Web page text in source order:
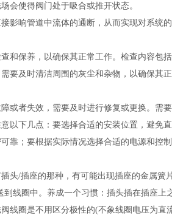
会使得阀门处于吸合或推开状态。
影响管道中流体的通断，从而实现对系统
和保养，以确保其正常工作。检查内容包
要及时清洁周围的灰尘和杂物，以确保其
或者失效，需要及时进行修复或更换。需
以下几点：要选择合适的安装位置，避免
靠；要根据实际情况选择合适的电源和控
头/插座的那种，有可能出现插座的金属
到线圈中。养成一个习惯：插头插在插座
线圈是不用区分极性的(不象线圈电压为